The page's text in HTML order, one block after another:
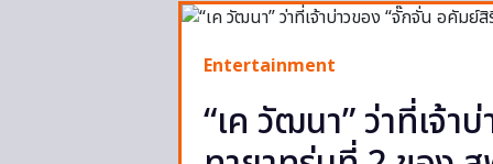
Entertainment
“เค วัฒนา” ว่าที่เจ้า